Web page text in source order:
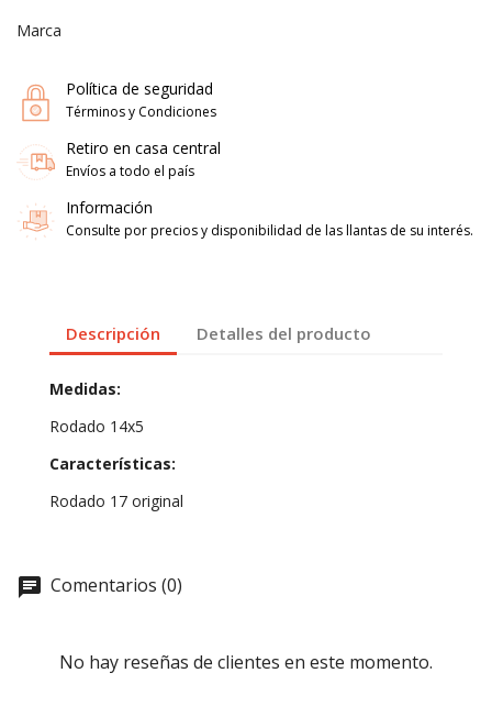
Marca
Política de seguridad
Términos y Condiciones
Retiro en casa central
Envíos a todo el país
Información
Consulte por precios y disponibilidad de las llantas de su interés.
Descripción Detalles del producto
Medidas:
Rodado 14x5
Características:
Rodado 17 original
Comentarios (0)
No hay reseñas de clientes en este momento.